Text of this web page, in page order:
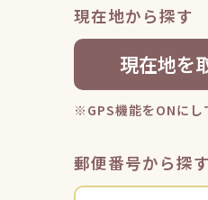
現在地から探す
現在地を
※GPS機能をONにし
郵便番号から探す